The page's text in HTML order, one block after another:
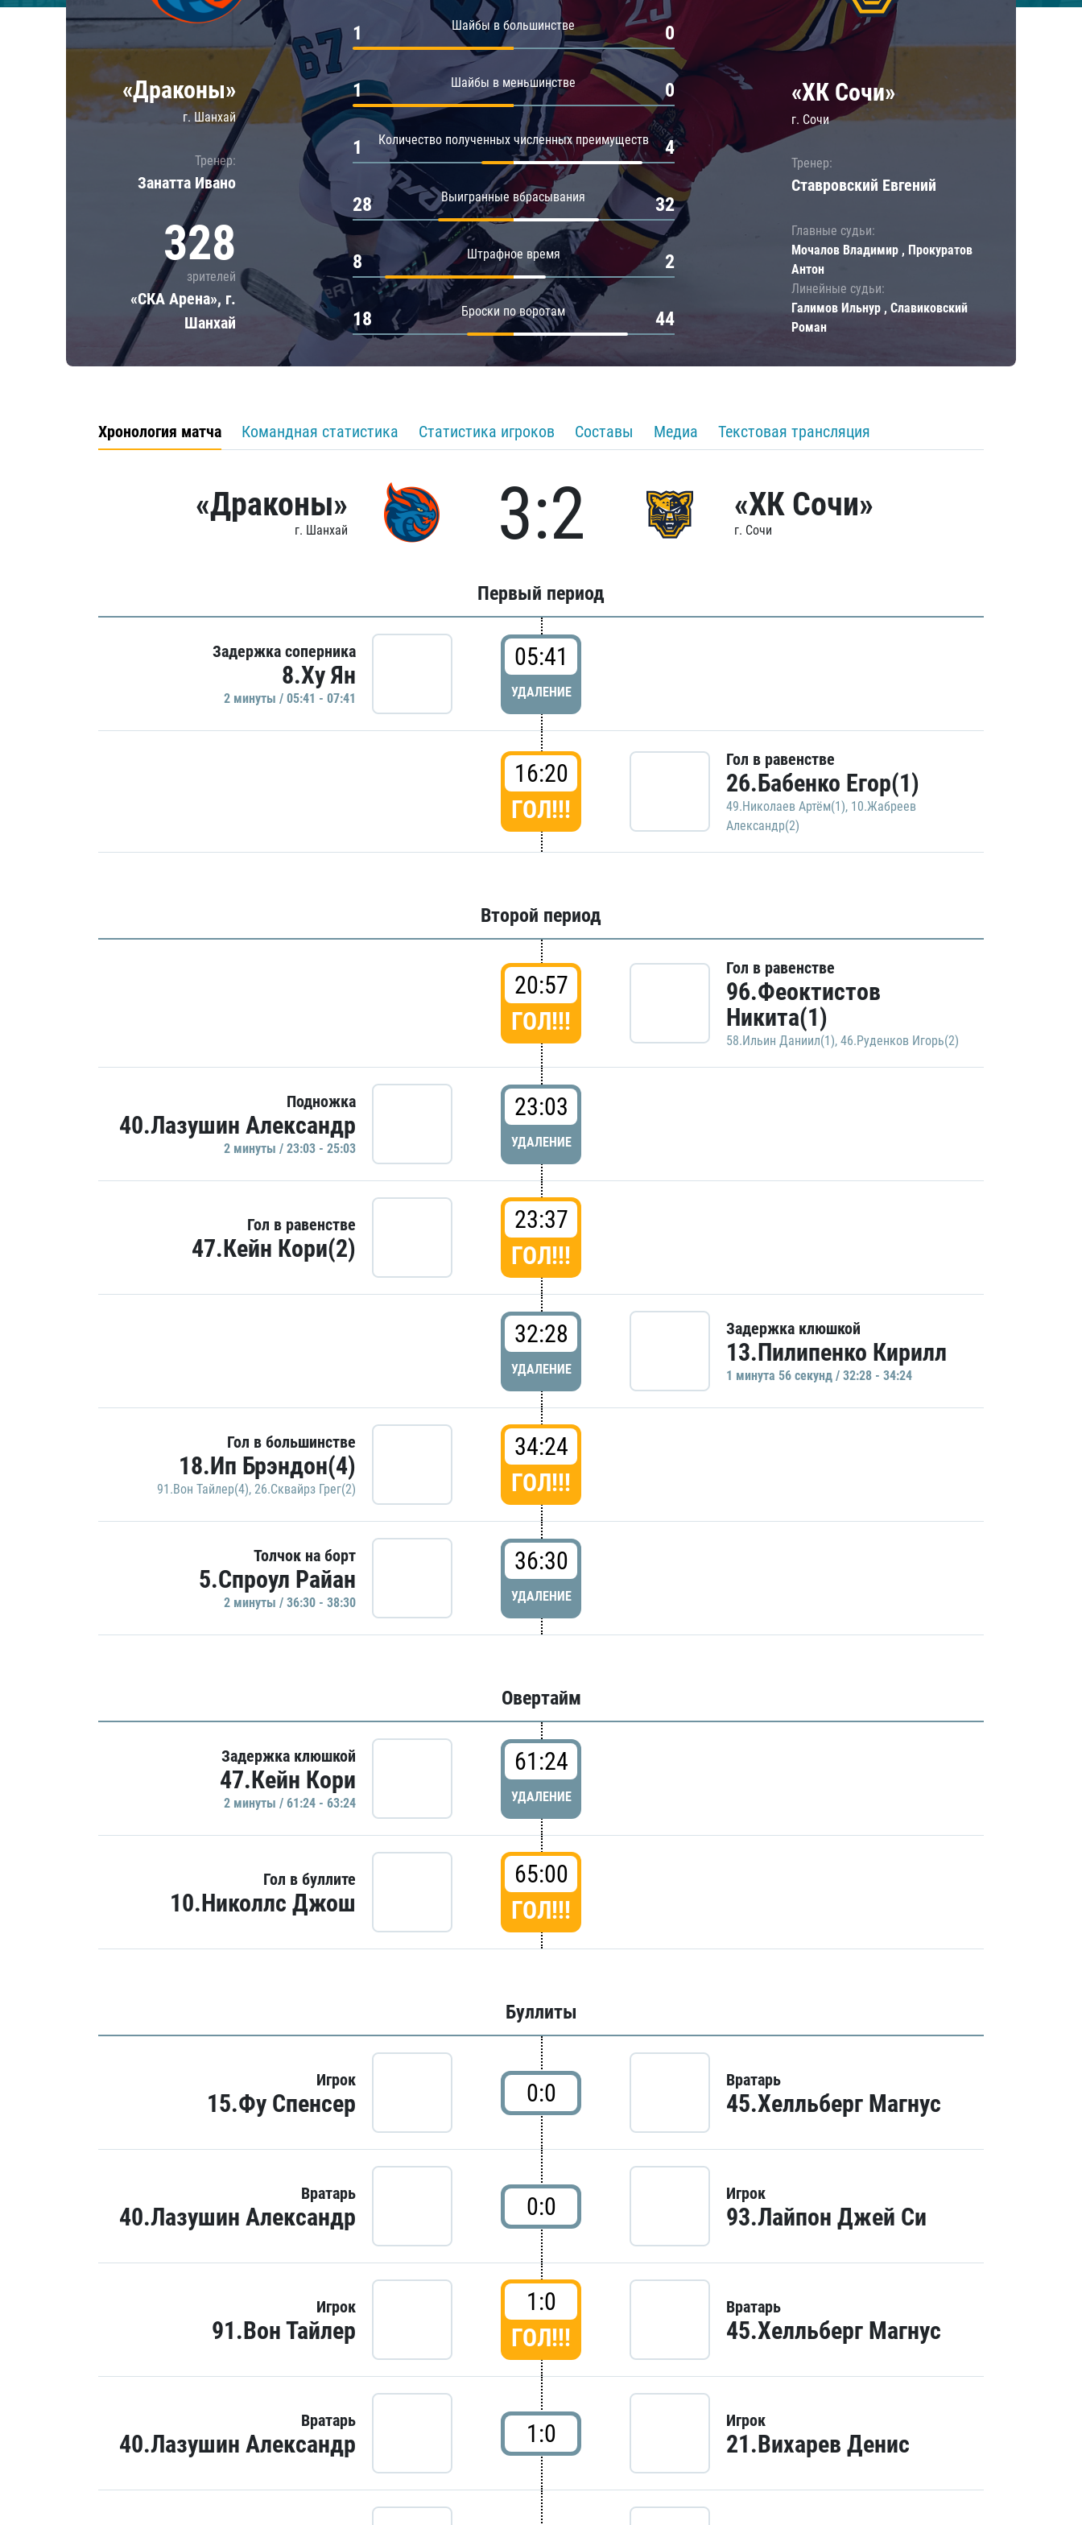
Локомотив
Шанхайские Драконы
Амур
Барыс
Салават Юлаев
«Драконы»
г. Шанхай
Тренер:
Занатта Иванo
328
зрителей
«СКА Арена», г.
Шанхай
Шайбы в большинстве
1 0
Шайбы в меньшинстве
1 0
Количество полученных численных преимуществ
1 4
Выигранные вбрасывания
28 32
Штрафное время
8 2
Броски по воротам
18 44
«ХК Сочи»
г. Сочи
Тренер:
Ставровский Евгений
Главные судьи:
Мочалов Владимир , Прокуратов
Антон
Линейные судьи:
Галимов Ильнур , Славиковский
Роман
Хронология матча Командная статистика Статистика игроков Составы Медиа Текстовая трансляция
«Драконы»
г. Шанхай 3:2 «ХК Сочи»
г. Сочи
Первый период
Задержка соперника
8.Ху Ян
2 минуты / 05:41 - 07:41
05:41
УДАЛЕНИЕ
16:20
ГОЛ!!!
Гол в равенстве
26.Бабенко Егор(1)
49.Николаев Артём(1), 10.Жабреев
Александр(2)
Второй период
20:57
ГОЛ!!!
Гол в равенстве
96.Феоктистов
Никита(1)
58.Ильин Даниил(1), 46.Руденков Игорь(2)
Подножка
40.Лазушин Александр
2 минуты / 23:03 - 25:03
23:03
УДАЛЕНИЕ
Гол в равенстве
47.Кейн Кори(2)
23:37
ГОЛ!!!
32:28
УДАЛЕНИЕ
Задержка клюшкой
13.Пилипенко Кирилл
1 минутa 56 секунд / 32:28 - 34:24
Гол в большинстве
18.Ип Брэндон(4)
91.Вон Тайлер(4), 26.Сквайрз Грег(2)
34:24
ГОЛ!!!
Толчок на борт
5.Спроул Райан
2 минуты / 36:30 - 38:30
36:30
УДАЛЕНИЕ
Овертайм
Задержка клюшкой
47.Кейн Кори
2 минуты / 61:24 - 63:24
61:24
УДАЛЕНИЕ
Гол в буллите
10.Николлс Джош
65:00
ГОЛ!!!
Буллиты
Игрок
15.Фу Спенсер 0:0 Вратарь
45.Хелльберг Магнус
Вратарь
40.Лазушин Александр 0:0 Игрок
93.Лайпон Джей Си
Игрок
91.Вон Тайлер
1:0
ГОЛ!!!
Вратарь
45.Хелльберг Магнус
Вратарь
40.Лазушин Александр 1:0 Игрок
21.Вихарев Денис